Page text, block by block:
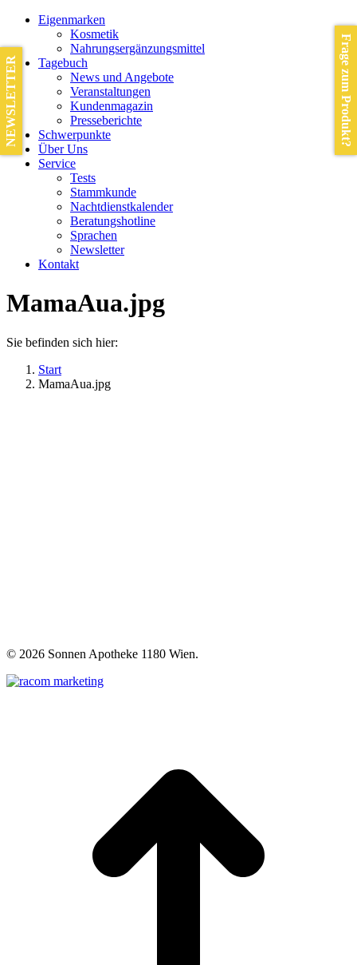
Eigenmarken
Kosmetik
Nahrungsergänzungsmittel
Tagebuch
News und Angebote
Veranstaltungen
Kundenmagazin
Presseberichte
Schwerpunkte
Über Uns
Service
Tests
Stammkunde
Nachtdienstkalender
Beratungshotline
Sprachen
Newsletter
Kontakt
MamaAua.jpg
Sie befinden sich hier:
Start
MamaAua.jpg
© 2026 Sonnen Apotheke 1180 Wien.
Frage zum Produkt?
NEWSLETTER